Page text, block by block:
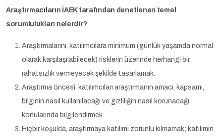
Araştırmacıların İAEK tarafından denetlenen temel
sorumlulukları nelerdir?
Araştırmalarını, katılımcılara minimum (günlük yaşamda normal
olarak karşılaşılabilecek) risklerin üzerinde herhangi bir
rahatsızlık vermeyecek şekilde tasarlamak.
Araştırma öncesi, katılımcıları araştırmanın amacı, kapsamı,
bilginin nasıl kullanılacağı ve gizliliğin nasıl korunacağı
konularında bilgilendirmek.
Hiçbir koşulda, araştırmaya katılımı zorunlu kılmamak; katılımın